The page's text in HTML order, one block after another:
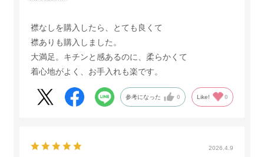
襟なしを購入したら、とても良くて
襟ありも購入しました。
大満足。キチンと感あるのに、柔らかくて
着心地がよく、お手入れも楽です。
参考になった 0 Like! 0
2026.4.9